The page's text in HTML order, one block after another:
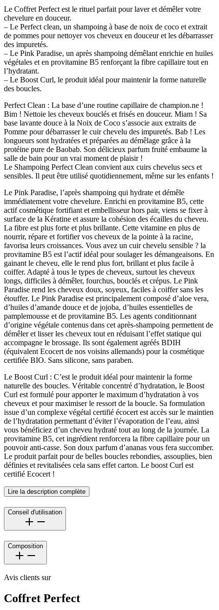
Le Coffret Perfect est le rituel parfait pour laver et démêler votre
chevelure en douceur.
– Le Perfect clean, un shampoing à base de noix de coco et extrait
de pommes pour nettoyer vos cheveux en douceur et les débarrasser
des impuretés.
– Le Pink Paradise, un après shampoing démêlant enrichie en huiles
végétales et en provitamine B5 renforçant la fibre capillaire tout en
l’hydratant.
– Le Boost Curl, le produit idéal pour maintenir la forme naturelle
des boucles.
Perfect Clean : La base d’une routine capillaire de champion.ne !
Bim ! Nettoie les cheveux bouclés et frisés en douceur. Miam ! Sa
base lavante douce à la Noix de Coco s’associe aux extraits de
Pomme pour débarrasser le cuir chevelu des impuretés. Bab ! Les
longueurs sont hydratées et préparées au démêlage grâce à la
protéine pure de Baobab. Son délicieux parfum fruité embaume la
salle de bain pour un vrai moment de plaisir !
Le Shampoing Perfect Clean convient aux cuirs chevelus secs et
sensibles. Il peut être utilisé quotidiennement, même sur les enfants !
Le Pink Paradise, l’après shampoing qui hydrate et démêle
immédiatement votre chevelure. Enrichi en provitamine B5, cette
actif cosmétique fortifiant et embellisseur hors pair, viens se fixer à
surface de la Kératine et assure la cohésion des écailles du cheveu.
La fibre est plus forte et plus brillante. Cette vitamine en plus de
nourrir, répare et fortifier vos cheveux de la pointe à la racine,
favorisa leurs croissances. Vous avez un cuir chevelu sensible ? la
provitamine B5 est l’actif idéal pour soulager les démangeaisons. En
gainant le cheveu, elle le rend plus fort, brillant et plus facile à
coiffer. Adapté à tous le types de cheveux, surtout les cheveux
longs, difficiles à démêler, fourchus, bouclés et crépus. Le Pink
Paradise rend les cheveux doux, soyeux, faciles à coiffer sans les
étouffer. Le Pink Paradise est principalement composé d’aloe vera,
d’huiles d’amande douce et de jojoba, d’huiles essentielles de
pamplemousse et de provitamine B5. Les agents conditionnant
d’origine végétale contenus dans cet après-shampoing permettent de
démêler et lisser les cheveux tout en réduisant l’effet statique qui
accompagne le brossage. Ils sont également agréés BDIH
(équivalent Ecocert de nos voisins allemands) pour la cosmétique
certifiée BIO. Sans silicone, sans paraben.
Le Boost Curl : C’est le produit idéal pour maintenir la forme
naturelle des boucles. Véritable concentré d’hydratation, le Boost
Curl est formulé pour apporter le maximum d’hydratation à vos
cheveux et pour maximiser le ressort de la boucle. Sa formulation
issue d’un complexe végétal certifié écocert est accès sur le maintien
de l’hydratation permettant d’éviter l’évaporation de l’eau, ainsi
vous bénéficiez d’un cheveu hydraté tout au long de la journée. La
provitamine B5, cet ingrédient renforcera la fibre capillaire pour un
pouvoir anti-casse. Son doux parfum d’ananas vous fera succomber.
Le produit parfait pour de belles boucles rebondies, assouplies, bien
définies et revitalisées cela sans effet carton. Le boost Curl est
certifié Ecocert !
Lire la description complète
Conseil d'utilisation
Composition
Avis clients sur
Coffret Perfect